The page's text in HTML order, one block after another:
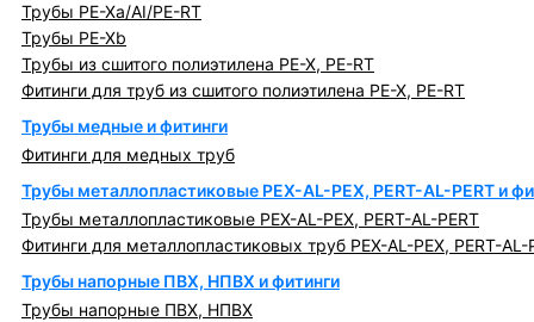
Трубы PE-Xa/AI/PE-RT
Трубы PE-Xb
Трубы из сшитого полиэтилена PE-X, PE-RT
Фитинги для труб из сшитого полиэтилена PE-X, PE-RT
Трубы медные и фитинги
Фитинги для медных труб
Трубы металлопластиковые PEX-AL-PEX, PERT-AL-PERT и
Трубы металлопластиковые PEX-AL-PEX, PERT-AL-PERT
Фитинги для металлопластиковых труб PEX-AL-PEX, PERT-AL-
Трубы напорные ПВХ, НПВХ и фитинги
Трубы напорные ПВХ, НПВХ